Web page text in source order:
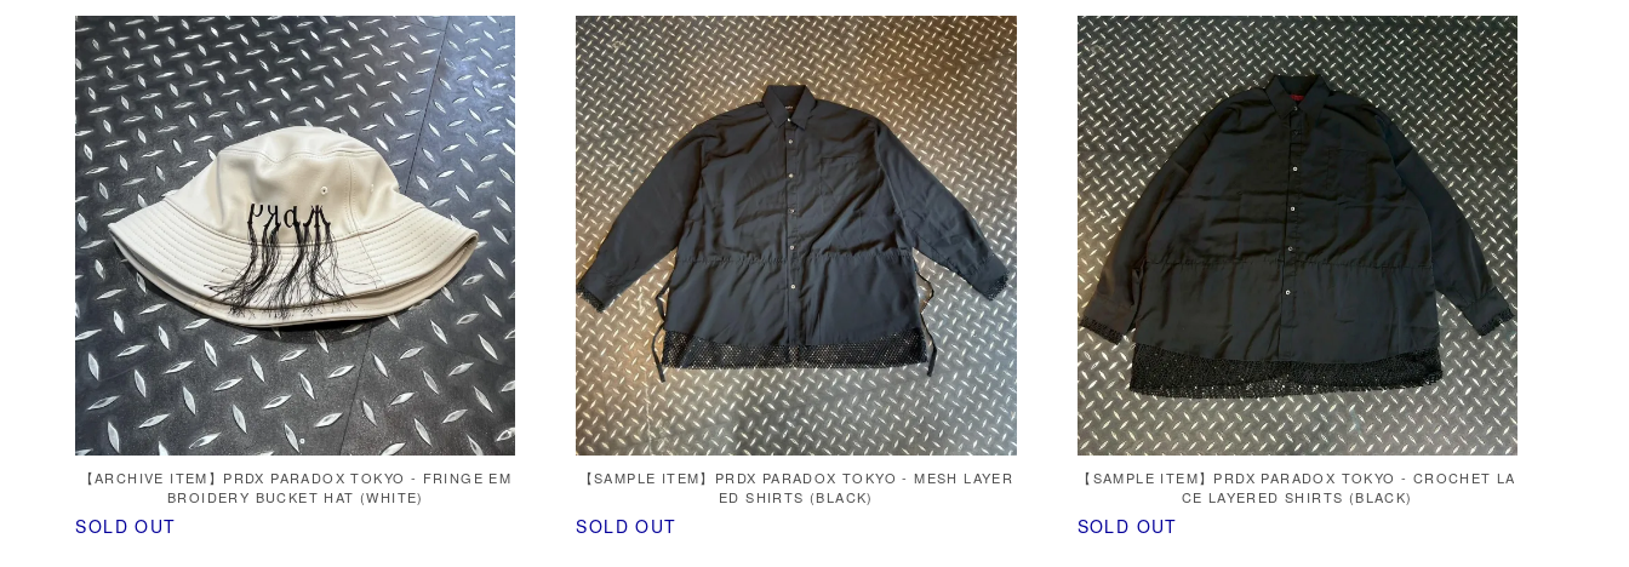
【ARCHIVE ITEM】PRDX PARADOX TOKYO - FRINGE EM
BROIDERY BUCKET HAT (WHITE)
SOLD OUT
【SAMPLE ITEM】PRDX PARADOX TOKYO - MESH LAYER
ED SHIRTS (BLACK)
SOLD OUT
【SAMPLE ITEM】PRDX PARADOX TOKYO - CROCHET LA
CE LAYERED SHIRTS (BLACK)
SOLD OUT